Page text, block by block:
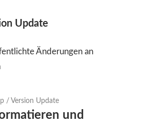
Update
Änderungen an
/ Version Update
und